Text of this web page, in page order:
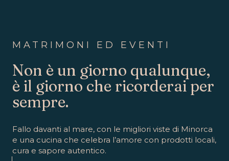
MATRIMONI ED EVENTI
Non è un giorno qualunque,
è il giorno che ricorderai per
sempre.
Fallo davanti al mare, con le migliori viste di Minorca
e una cucina che celebra l’amore con prodotti locali,
cura e sapore autentico.